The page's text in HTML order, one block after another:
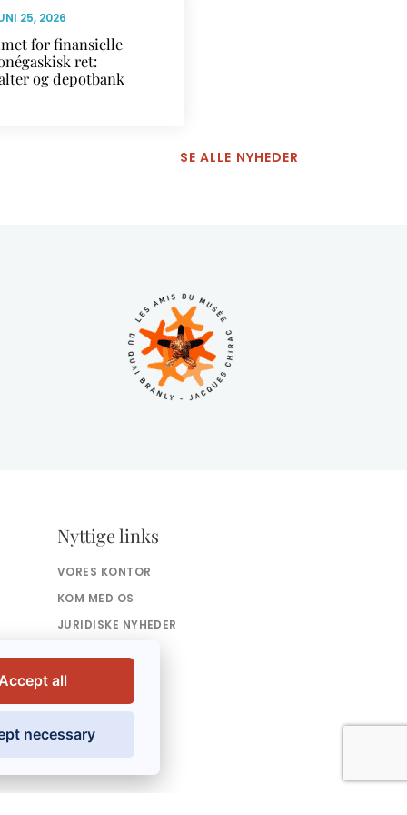
25, 2026
for finansielle
ret:
og depotbank
SE ALLE NYHEDER
Nyttige links
VORES KONTOR
KOM MED OS
JURIDISKE NYHEDER
KONTAKT
all
necessary